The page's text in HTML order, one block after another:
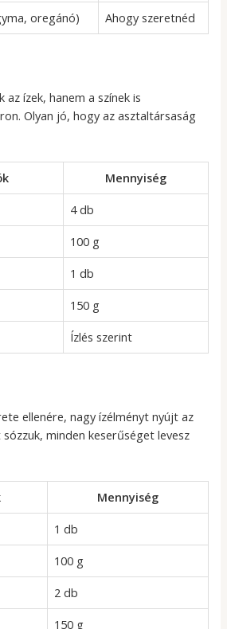
oregánó)
Ahogy szeretnéd
az ízek, hanem a színek is
Olyan jó, hogy az asztaltársaság
Mennyiség
4 db
100 g
1 db
150 g
Ízlés szerint
ellenére, nagy ízélményt nyújt az
minden keserűséget levesz
Mennyiség
1 db
100 g
2 db
150 g